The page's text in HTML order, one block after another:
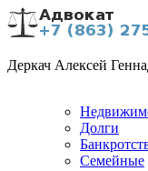
Деркач Алексей
Долги
Семейные